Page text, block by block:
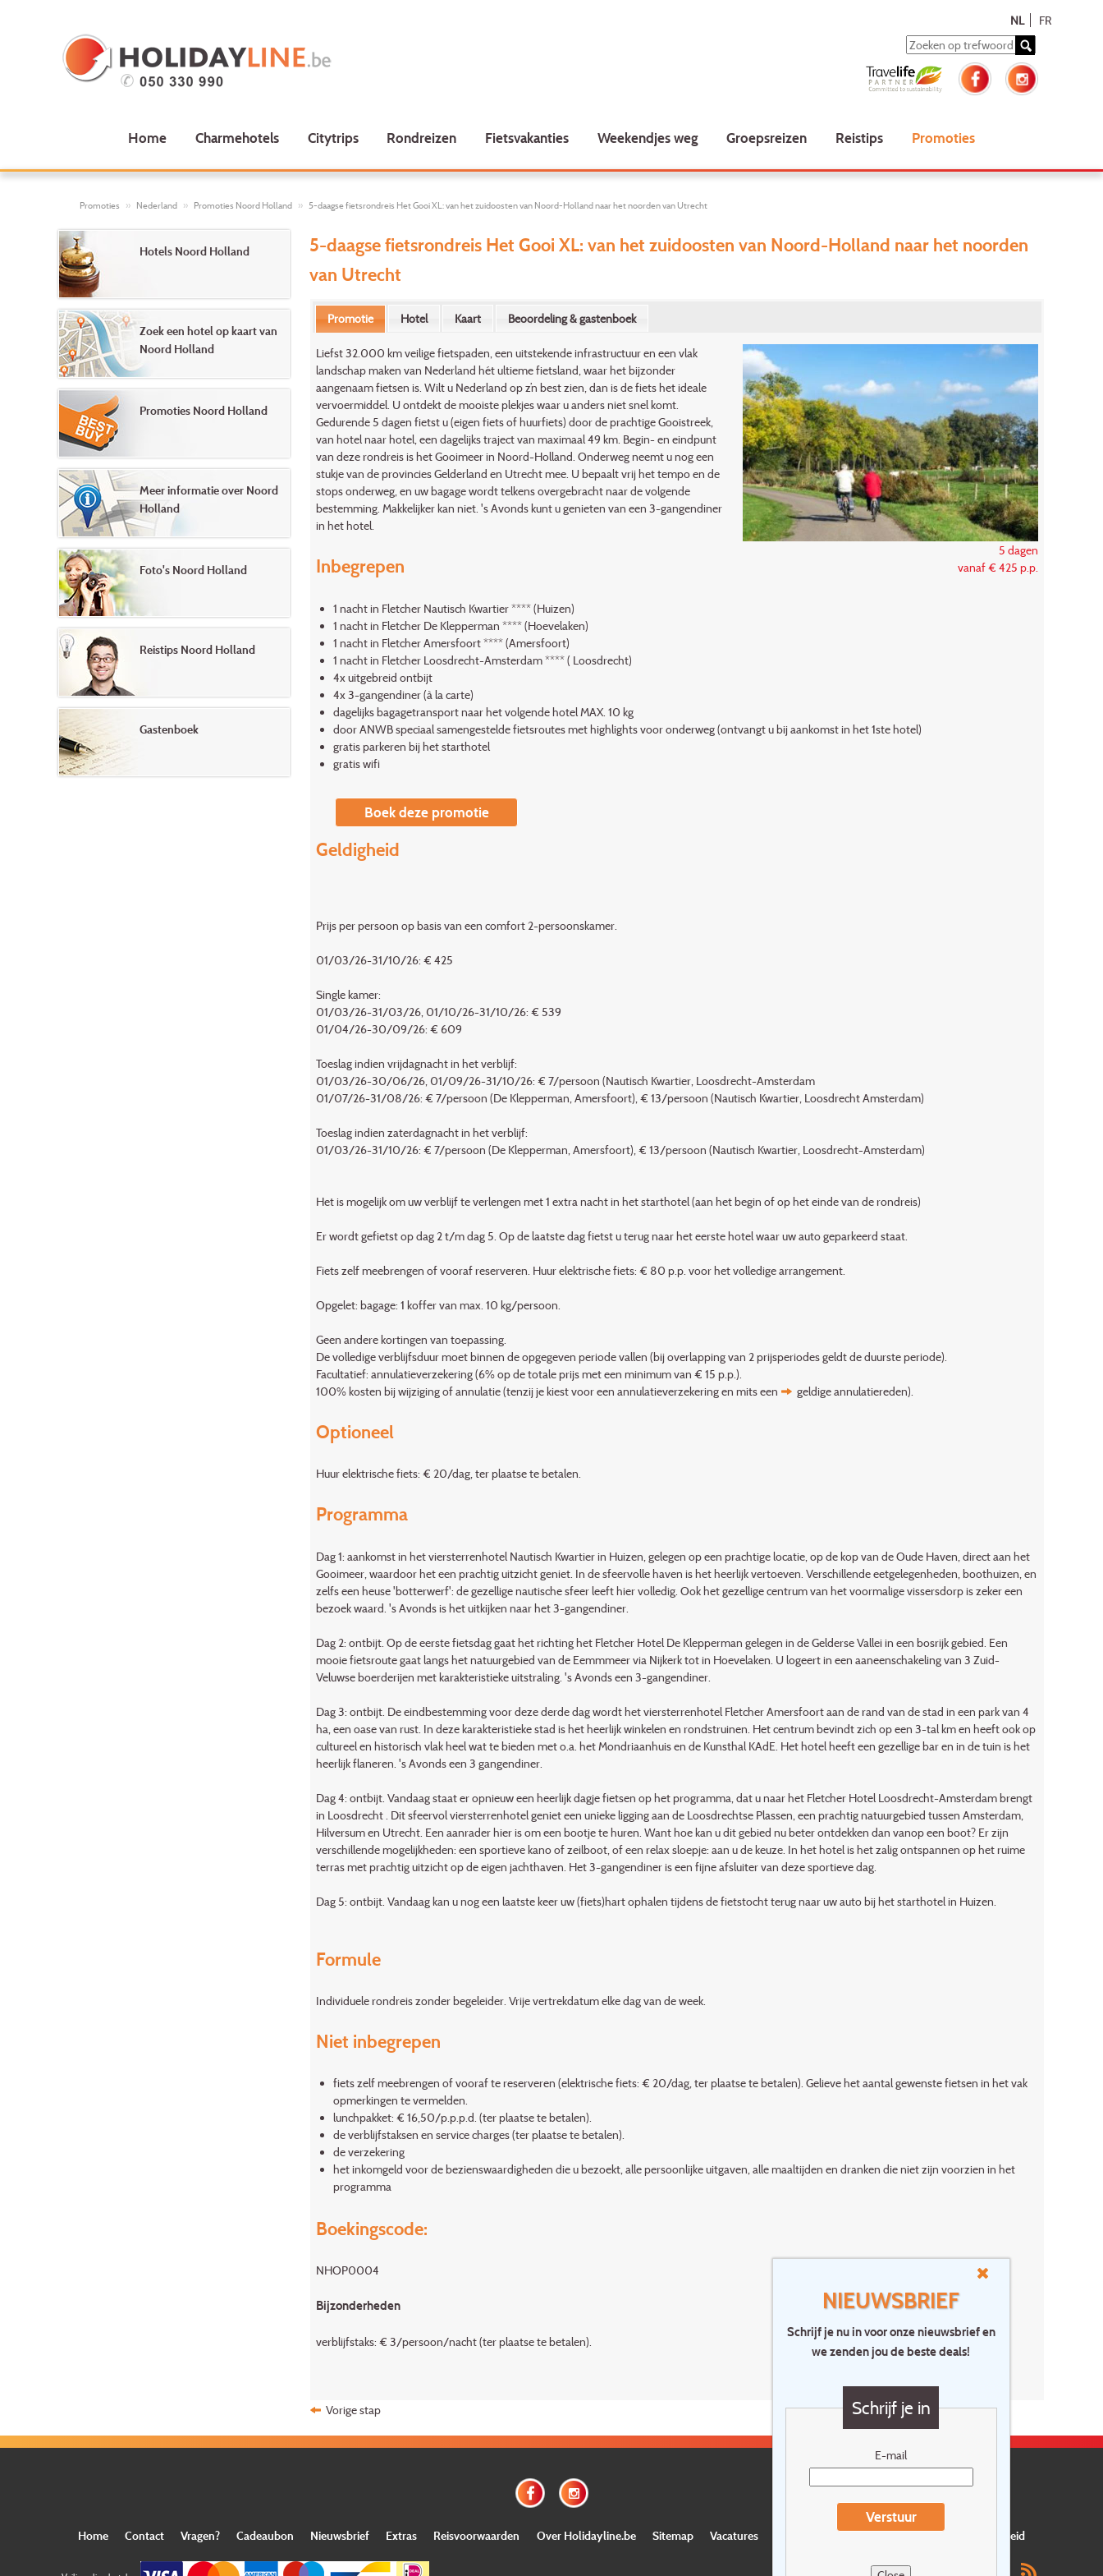
NIEUWSBRIEF
Schrijf je nu in voor onze nieuwsbrief en
we zenden jou de beste deals!
Schrijf je in
E-mail
Verstuur
NL FR
Home Charmehotels Citytrips Rondreizen Fietsvakanties Weekendjes weg Groepsreizen Reistips Promoties
Promoties Nederland Promoties Noord Holland 5-daagse fietsrondreis Het Gooi XL: van het zuidoosten van Noord-Holland naar het noorden van Utrecht
5-daagse fietsrondreis Het Gooi XL: van het zuidoosten van Noord-Holland naar het noorden
van Utrecht
Promotie Hotel Kaart Beoordeling & gastenboek
5 dagen
vanaf € 425 p.p.
Liefst 32.000 km veilige fietspaden, een uitstekende infrastructuur en een vlak
landschap maken van Nederland hét ultieme fietsland, waar het bijzonder
aangenaam fietsen is. Wilt u Nederland op z’n best zien, dan is de fiets het ideale
vervoermiddel. U ontdekt de mooiste plekjes waar u anders niet snel komt.
Gedurende 5 dagen fietst u (eigen fiets of huurfiets) door de prachtige Gooistreek,
van hotel naar hotel, een dagelijks traject van maximaal 49 km. Begin- en eindpunt
van deze rondreis is het Gooimeer in Noord-Holland. Onderweg neemt u nog een
stukje van de provincies Gelderland en Utrecht mee. U bepaalt vrij het tempo en de
stops onderweg, en uw bagage wordt telkens overgebracht naar de volgende
bestemming. Makkelijker kan niet. 's Avonds kunt u genieten van een 3-gangendiner
in het hotel.
Inbegrepen
1 nacht in Fletcher Nautisch Kwartier **** (Huizen)
1 nacht in Fletcher De Klepperman **** (Hoevelaken)
1 nacht in Fletcher Amersfoort **** (Amersfoort)
1 nacht in Fletcher Loosdrecht-Amsterdam **** ( Loosdrecht)
4x uitgebreid ontbijt
4x 3-gangendiner (à la carte)
dagelijks bagagetransport naar het volgende hotel MAX. 10 kg
door ANWB speciaal samengestelde fietsroutes met highlights voor onderweg (ontvangt u bij aankomst in het 1ste hotel)
gratis parkeren bij het starthotel
gratis wifi
Boek deze promotie
Geldigheid
Prijs per persoon op basis van een comfort 2-persoonskamer.
01/03/26-31/10/26: € 425
Single kamer:
01/03/26-31/03/26, 01/10/26-31/10/26: € 539
01/04/26-30/09/26: € 609
Toeslag indien vrijdagnacht in het verblijf:
01/03/26-30/06/26, 01/09/26-31/10/26: € 7/persoon (Nautisch Kwartier, Loosdrecht-Amsterdam
01/07/26-31/08/26: € 7/persoon (De Klepperman, Amersfoort), € 13/persoon (Nautisch Kwartier, Loosdrecht Amsterdam)
Toeslag indien zaterdagnacht in het verblijf:
01/03/26-31/10/26: € 7/persoon (De Klepperman, Amersfoort), € 13/persoon (Nautisch Kwartier, Loosdrecht-Amsterdam)
Het is mogelijk om uw verblijf te verlengen met 1 extra nacht in het starthotel (aan het begin of op het einde van de rondreis)
Er wordt gefietst op dag 2 t/m dag 5. Op de laatste dag fietst u terug naar het eerste hotel waar uw auto geparkeerd staat.
Fiets zelf meebrengen of vooraf reserveren. Huur elektrische fiets: € 80 p.p. voor het volledige arrangement.
Opgelet: bagage: 1 koffer van max. 10 kg/persoon.
Geen andere kortingen van toepassing.
De volledige verblijfsduur moet binnen de opgegeven periode vallen (bij overlapping van 2 prijsperiodes geldt de duurste periode).
Facultatief: annulatieverzekering (6% op de totale prijs met een minimum van € 15 p.p.).
100% kosten bij wijziging of annulatie (tenzij je kiest voor een annulatieverzekering en mits een
geldige annulatiereden).
Optioneel
Huur elektrische fiets: € 20/dag, ter plaatse te betalen.
Programma
Dag 1: aankomst in het viersterrenhotel Nautisch Kwartier in Huizen, gelegen op een prachtige locatie, op de kop van de Oude Haven, direct aan het
Gooimeer, waardoor het een prachtig uitzicht geniet. In de sfeervolle haven is het heerlijk vertoeven. Verschillende eetgelegenheden, boothuizen, en
zelfs een heuse 'botterwerf': de gezellige nautische sfeer leeft hier volledig. Ook het gezellige centrum van het voormalige vissersdorp is zeker een
bezoek waard. 's Avonds is het uitkijken naar het 3-gangendiner.
Dag 2: ontbijt. Op de eerste fietsdag gaat het richting het Fletcher Hotel De Klepperman gelegen in de Gelderse Vallei in een bosrijk gebied. Een
mooie fietsroute gaat langs het natuurgebied van de Eemmmeer via Nijkerk tot in Hoevelaken. U logeert in een aaneenschakeling van 3 Zuid-
Veluwse boerderijen met karakteristieke uitstraling. 's Avonds een 3-gangendiner.
Dag 3: ontbijt. De eindbestemming voor deze derde dag wordt het viersterrenhotel Fletcher Amersfoort aan de rand van de stad in een park van 4
ha, een oase van rust. In deze karakteristieke stad is het heerlijk winkelen en rondstruinen. Het centrum bevindt zich op een 3-tal km en heeft ook op
cultureel en historisch vlak heel wat te bieden met o.a. het Mondriaanhuis en de Kunsthal KAdE. Het hotel heeft een gezellige bar en in de tuin is het
heerlijk flaneren. 's Avonds een 3 gangendiner.
Dag 4: ontbijt. Vandaag staat er opnieuw een heerlijk dagje fietsen op het programma, dat u naar het Fletcher Hotel Loosdrecht-Amsterdam brengt
in Loosdrecht . Dit sfeervol viersterrenhotel geniet een unieke ligging aan de Loosdrechtse Plassen, een prachtig natuurgebied tussen Amsterdam,
Hilversum en Utrecht. Een aanrader hier is om een bootje te huren. Want hoe kan u dit gebied nu beter ontdekken dan vanop een boot? Er zijn
verschillende mogelijkheden: een sportieve kano of zeilboot, of een relax sloepje: aan u de keuze. In het hotel is het zalig ontspannen op het ruime
terras met prachtig uitzicht op de eigen jachthaven. Het 3-gangendiner is een fijne afsluiter van deze sportieve dag.
Dag 5: ontbijt. Vandaag kan u nog een laatste keer uw (fiets)hart ophalen tijdens de fietstocht terug naar uw auto bij het starthotel in Huizen.
Formule
Individuele rondreis zonder begeleider. Vrije vertrekdatum elke dag van de week.
Niet inbegrepen
fiets zelf meebrengen of vooraf te reserveren (elektrische fiets: € 20/dag, ter plaatse te betalen). Gelieve het aantal gewenste fietsen in het vak
opmerkingen te vermelden.
lunchpakket: € 16,50/p.p.p.d. (ter plaatse te betalen).
de verblijfstaksen en service charges (ter plaatse te betalen).
de verzekering
het inkomgeld voor de bezienswaardigheden die u bezoekt, alle persoonlijke uitgaven, alle maaltijden en dranken die niet zijn voorzien in het
programma
Boekingscode:
NHOP0004
Bijzonderheden
verblijfstaks: € 3/persoon/nacht (ter plaatse te betalen).
Vorige stap
Hotels Noord Holland
Zoek een hotel op kaart van
Noord Holland
Promoties Noord Holland
Meer informatie over Noord
Holland
Foto's Noord Holland
Reistips Noord Holland
Gastenboek
Home Contact Vragen? Cadeaubon Nieuwsbrief Extras Reisvoorwaarden Over Holidayline.be Sitemap Vacatures Privacyverklaring Verzekering Duurzaamheid